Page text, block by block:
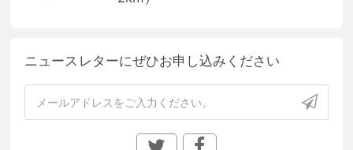
ニュースレターにぜひお申し込みください